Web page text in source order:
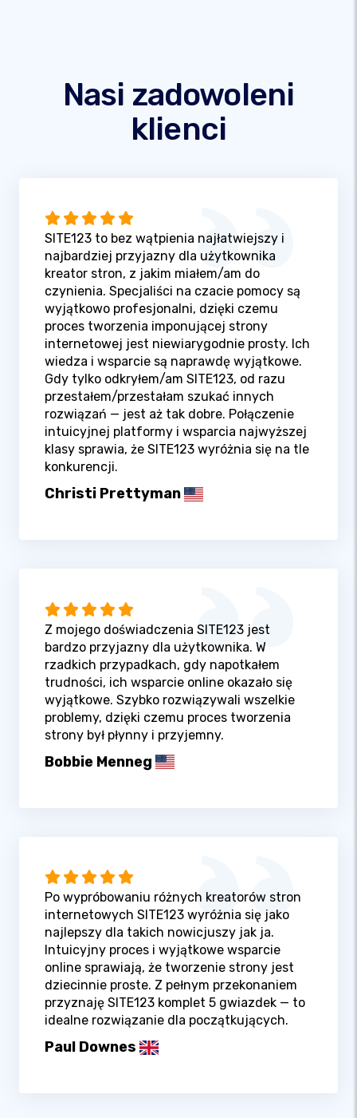
Nasi zadowoleni
klienci
SITE123 to bez wątpienia najłatwiejszy i
najbardziej przyjazny dla użytkownika
kreator stron, z jakim miałem/am do
czynienia. Specjaliści na czacie pomocy są
wyjątkowo profesjonalni, dzięki czemu
proces tworzenia imponującej strony
internetowej jest niewiarygodnie prosty. Ich
wiedza i wsparcie są naprawdę wyjątkowe.
Gdy tylko odkryłem/am SITE123, od razu
przestałem/przestałam szukać innych
rozwiązań — jest aż tak dobre. Połączenie
intuicyjnej platformy i wsparcia najwyższej
klasy sprawia, że SITE123 wyróżnia się na tle
konkurencji.
Christi Prettyman
Z mojego doświadczenia SITE123 jest
bardzo przyjazny dla użytkownika. W
rzadkich przypadkach, gdy napotkałem
trudności, ich wsparcie online okazało się
wyjątkowe. Szybko rozwiązywali wszelkie
problemy, dzięki czemu proces tworzenia
strony był płynny i przyjemny.
Bobbie Menneg
Po wypróbowaniu różnych kreatorów stron
internetowych SITE123 wyróżnia się jako
najlepszy dla takich nowicjuszy jak ja.
Intuicyjny proces i wyjątkowe wsparcie
online sprawiają, że tworzenie strony jest
dziecinnie proste. Z pełnym przekonaniem
przyznaję SITE123 komplet 5 gwiazdek — to
idealne rozwiązanie dla początkujących.
Paul Downes